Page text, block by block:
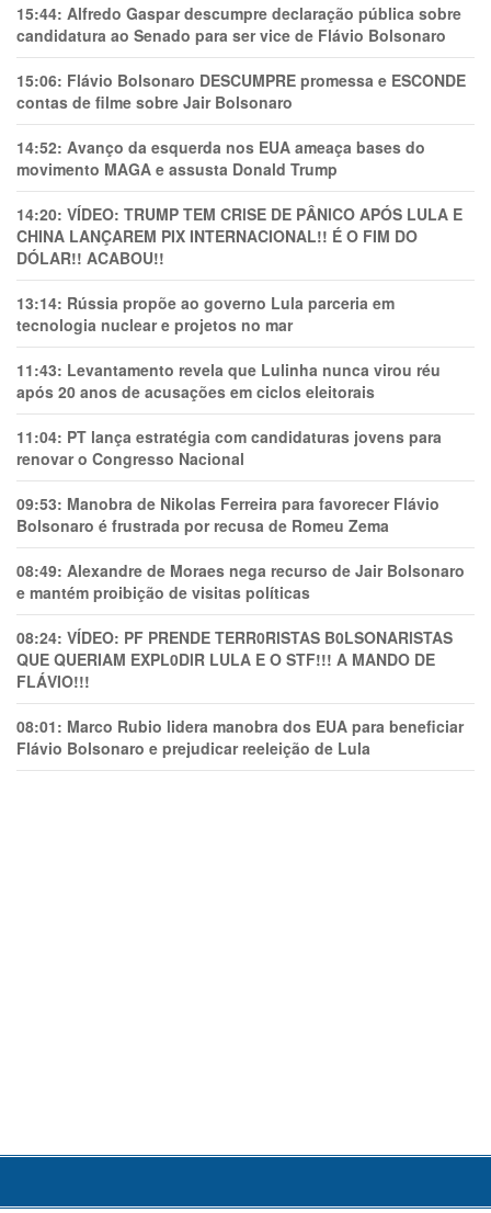
15:44: Alfredo Gaspar descumpre declaração pública sobre
candidatura ao Senado para ser vice de Flávio Bolsonaro
15:06: Flávio Bolsonaro DESCUMPRE promessa e ESCONDE
contas de filme sobre Jair Bolsonaro
14:52: Avanço da esquerda nos EUA ameaça bases do
movimento MAGA e assusta Donald Trump
14:20: VÍDEO: TRUMP TEM CRlSE DE PÂNlCO APÓS LULA E
CHINA LANÇAREM PIX INTERNACIONAL!! É O FIM DO
DÓLAR!! ACABOU!!
13:14: Rússia propõe ao governo Lula parceria em
tecnologia nuclear e projetos no mar
11:43: Levantamento revela que Lulinha nunca virou réu
após 20 anos de acusações em ciclos eleitorais
11:04: PT lança estratégia com candidaturas jovens para
renovar o Congresso Nacional
09:53: Manobra de Nikolas Ferreira para favorecer Flávio
Bolsonaro é frustrada por recusa de Romeu Zema
08:49: Alexandre de Moraes nega recurso de Jair Bolsonaro
e mantém proibição de visitas políticas
08:24: VÍDEO: PF PRENDE TERR0RlSTAS B0LSONARlSTAS
QUE QUERIAM EXPL0DlR LULA E O STF!!! A MANDO DE
FLÁVIO!!!
08:01: Marco Rubio lidera manobra dos EUA para beneficiar
Flávio Bolsonaro e prejudicar reeleição de Lula